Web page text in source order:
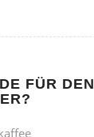
FÜR DEN